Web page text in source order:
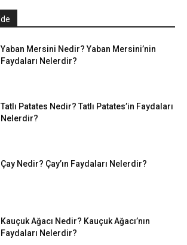
Yaban Mersini Nedir? Yaban Mersini’nin
Faydaları Nelerdir?
Tatlı Patates Nedir? Tatlı Patates’in Faydaları
Nelerdir?
Çay Nedir? Çay’ın Faydaları Nelerdir?
Kauçuk Ağacı Nedir? Kauçuk Ağacı’nın
Faydaları Nelerdir?